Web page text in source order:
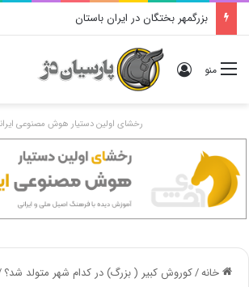
بزرگمهر بختگان در ایران باستان
منو ورود
رخشای اولین دستیار هوش مصنوعی
خانه/کوروش کبیر ( بزرگ) در کدام شهر متولد شد؟